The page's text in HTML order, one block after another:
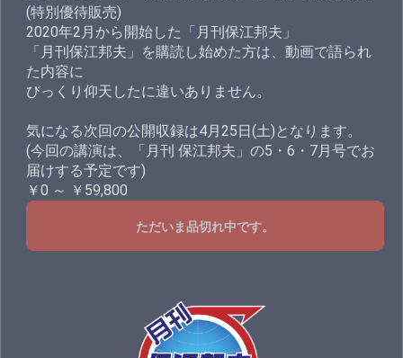
(特別優待販売)
2020年2月から開始した「月刊保江邦夫」
「月刊保江邦夫」を購読し始めた方は、動画で語られ
た内容に
びっくり仰天したに違いありません。
気になる次回の公開収録は4月25日(土)となります。
(今回の講演は、「月刊 保江邦夫」の5・6・7月号でお
届けする予定です)
￥0 ～ ￥59,800
ただいま品切れ中です。